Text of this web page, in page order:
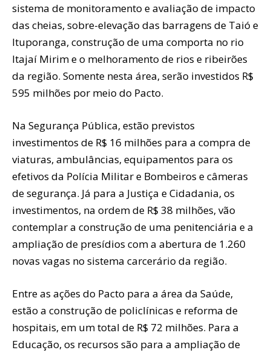
sistema de monitoramento e avaliação de impacto
das cheias, sobre-elevação das barragens de Taió e
Ituporanga, construção de uma comporta no rio
Itajaí Mirim e o melhoramento de rios e ribeirões
da região. Somente nesta área, serão investidos R$
595 milhões por meio do Pacto.
Na Segurança Pública, estão previstos
investimentos de R$ 16 milhões para a compra de
viaturas, ambulâncias, equipamentos para os
efetivos da Polícia Militar e Bombeiros e câmeras
de segurança. Já para a Justiça e Cidadania, os
investimentos, na ordem de R$ 38 milhões, vão
contemplar a construção de uma penitenciária e a
ampliação de presídios com a abertura de 1.260
novas vagas no sistema carcerário da região.
Entre as ações do Pacto para a área da Saúde,
estão a construção de policlínicas e reforma de
hospitais, em um total de R$ 72 milhões. Para a
Educação, os recursos são para a ampliação de